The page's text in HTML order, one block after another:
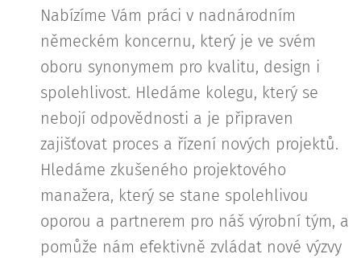
Nabízíme Vám práci v nadnárodním
německém koncernu, který je ve svém
oboru synonymem pro kvalitu, design i
spolehlivost. Hledáme kolegu, který se
nebojí odpovědnosti a je připraven
zajišťovat proces a řízení nových projektů.
Hledáme zkušeného projektového
manažera, který se stane spolehlivou
oporou a partnerem pro náš výrobní tým, a
pomůže nám efektivně zvládat nové výzvy